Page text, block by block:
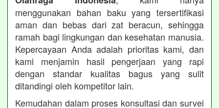
menggunakan bahan baku yang tersertifikasi
aman dan bebas dari zat beracun, sehingga
ramah bagi lingkungan dan kesehatan manusia.
Kepercayaan Anda adalah prioritas kami, dan
kami menjamin hasil pengerjaan yang rapi
dengan standar kualitas bagus yang sulit
ditandingi oleh kompetitor lain.
Kemudahan dalam proses konsultasi dan survei